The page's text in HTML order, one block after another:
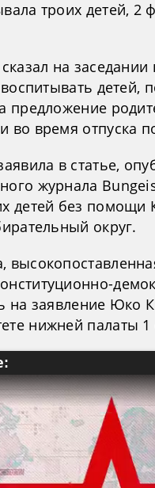
троих детей, 2
на
детей,
предложение
во время отпуска
в статье,
журнала
детей без помощи
округ.
на заявление Юко
нижней палаты 1